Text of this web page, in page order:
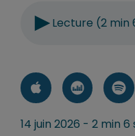
Lecture (2 min
14 juin 2026 - 2 min 6